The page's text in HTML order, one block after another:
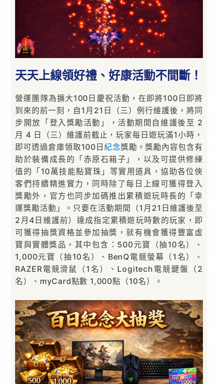
天天上線領好禮、好康活動不間斷！
營運團隊為擴大100日慶祝活動，在即將100日即將
到來的前一刻，自1月21日（三）例行維護後，將同
步開放「登入獎勵活動」，活動期間自維護後至 2
月 4 日（三）維護前截止，玩家每日遊玩滿1小時，
即可透過倉庫領取100日 紀念獎勵。獎勵內容包含有
助於裝備成長的「赤原石箱子」，以及可提供修練
值的「10萬技能點寶珠」等實用道具，協助各位俠
客們持續精進實力，同時除了每日上線可獲得登入
獎勵外，官方也同步加碼推出累積遊玩時長的「幸
運獎勵活動」。只要在活動期間（1月21日維護後至
2月4日維護前）達成指定累積遊玩時數的玩家，即
可獲得抽獎資格並參加抽獎，就有機會獲得豐富虛
寶與實體獎品，其中包含：500元寶（抽10名）、
1,000元寶（抽10名）、BenQ電競螢幕（1名）、
RAZER電競滑鼠（1名）、Logitech電競鍵盤（2
名）、myCard點數 1,000點（10名）。